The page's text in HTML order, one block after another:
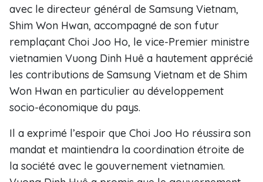
avec le directeur général de Samsung Vietnam,
Shim Won Hwan, accompagné de son futur
remplaçant Choi Joo Ho, le vice-Premier ministre
vietnamien Vuong Dinh Huê a hautement apprécié
les contributions de Samsung Vietnam et de Shim
Won Hwan en particulier au développement
socio-économique du pays.
Il a exprimé l’espoir que Choi Joo Ho réussira son
mandat et maintiendra la coordination étroite de
la société avec le gouvernement vietnamien.